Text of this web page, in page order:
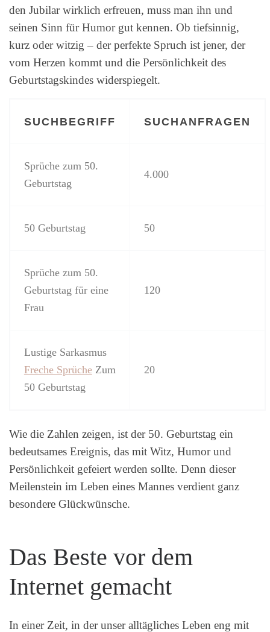
den Jubilar wirklich erfreuen, muss man ihn und
seinen Sinn für Humor gut kennen. Ob tiefsinnig,
kurz oder witzig – der perfekte Spruch ist jener, der
vom Herzen kommt und die Persönlichkeit des
Geburtstagskindes widerspiegelt.
SUCHBEGRIFF SUCHANFRAGEN
Sprüche zum 50.
Geburtstag
4.000
50 Geburtstag 50
Sprüche zum 50.
Geburtstag für eine
Frau
120
Lustige Sarkasmus
Freche SprücheZum
50 Geburtstag
20
Wie die Zahlen zeigen, ist der 50. Geburtstag ein
bedeutsames Ereignis, das mit Witz, Humor und
Persönlichkeit gefeiert werden sollte. Denn dieser
Meilenstein im Leben eines Mannes verdient ganz
besondere Glückwünsche.
Das Beste vor dem
Internet gemacht
In einer Zeit, in der unser alltägliches Leben eng mit